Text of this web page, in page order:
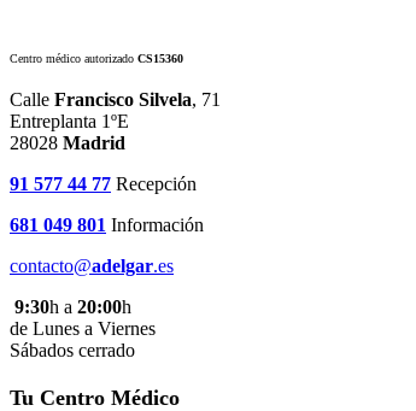
Centro médico autorizado CS15360
Calle Francisco Silvela, 71
Entreplanta 1ºE
28028 Madrid
91 577 44 77 Recepción
681 049 801 Información
contacto@adelgar.es
9:30h a 20:00h
de Lunes a Viernes
Sábados cerrado
Tu Centro Médico